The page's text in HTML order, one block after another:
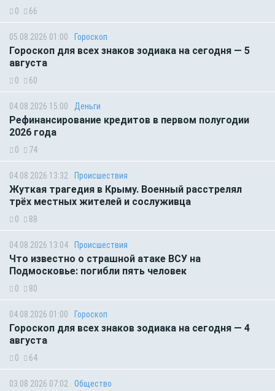
0 66
05.08.2026 01:00 Гороскоп
Гороскоп для всех знаков зодиака на сегодня — 5
августа
0 60
04.08.2026 15:00 Деньги
Рефинансирование кредитов в первом полугодии
2026 года
0 74
04.08.2026 13:32 Происшествия
Жуткая трагедия в Крыму. Военный расстрелял
трёх местных жителей и сослуживца
0 88
04.08.2026 13:04 Происшествия
Что известно о страшной атаке ВСУ на
Подмосковье: погибли пять человек
0 80
04.08.2026 01:00 Гороскоп
Гороскоп для всех знаков зодиака на сегодня — 4
августа
0 64
03.08.2026 07:02 Общество